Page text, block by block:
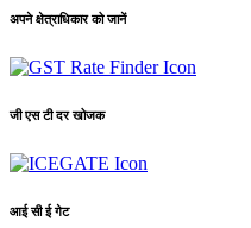
अपने क्षेत्राधिकार को जानें
जी एस टी दर खोजक
आई सी ई गेट